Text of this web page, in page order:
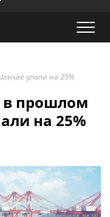
упали на 25%
в прошлом
на 25%